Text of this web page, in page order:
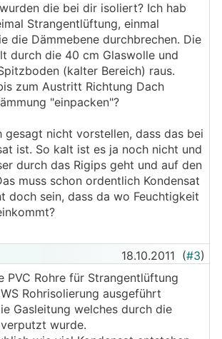
die bei dir isoliert? Ich hab
Strangentlüftung, einmal
die Dämmebene durchbrechen. Die
durch die 40 cm Glaswolle und
(kalter Bereich) raus.
zum Austritt Richtung Dach
"einpacken"?
gesagt nicht vorstellen, dass das bei
ist. So kalt ist es ja noch nicht und
durch das Rigips geht und auf den
muss schon ordentlich Kondensat
doch sein, dass da wo Feuchtigkeit
18.10.2011 (#3)
PVC Rohre für Strangentlüftung
Rohrisolierung ausgeführt
Gasleitung welches durch die
wurde.